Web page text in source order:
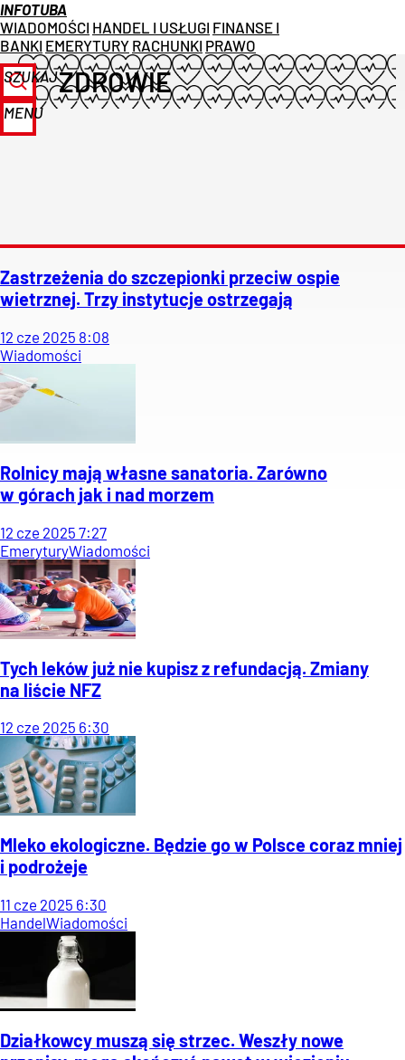
INFOTUBA
WIADOMOŚCI HANDEL I USŁUGI FINANSE I
BANKI EMERYTURY RACHUNKI PRAWO
SZUKAJ
MENU
ZDROWIE
Zastrzeżenia do szczepionki przeciw ospie
wietrznej. Trzy instytucje ostrzegają
12 cze 2025 8:08
Wiadomości
Rolnicy mają własne sanatoria. Zarówno
w górach jak i nad morzem
12 cze 2025 7:27
EmeryturyWiadomości
Tych leków już nie kupisz z refundacją. Zmiany
na liście NFZ
12 cze 2025 6:30
Mleko ekologiczne. Będzie go w Polsce coraz mniej
i podrożeje
11 cze 2025 6:30
HandelWiadomości
Działkowcy muszą się strzec. Weszły nowe